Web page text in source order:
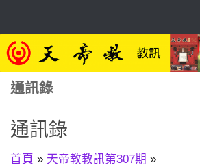
通訊錄
通訊錄
首頁 » 天帝教教訊第307期 »